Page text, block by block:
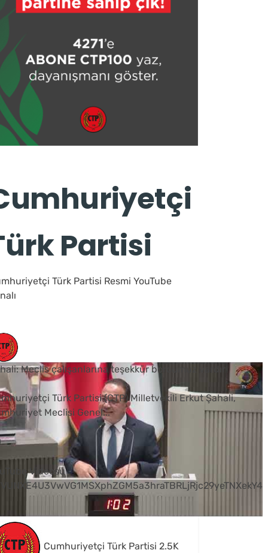
Partisi
Türk Partisi Resmi YouTube
Meclis çalışanlarına teşekkür borcumuz vardır
Türk Partisi (CTP) Milletvekili Erkut Şahali,
Meclisi Genel...
Videosu
Cumhuriyetçi Türk Partisi 2.5K